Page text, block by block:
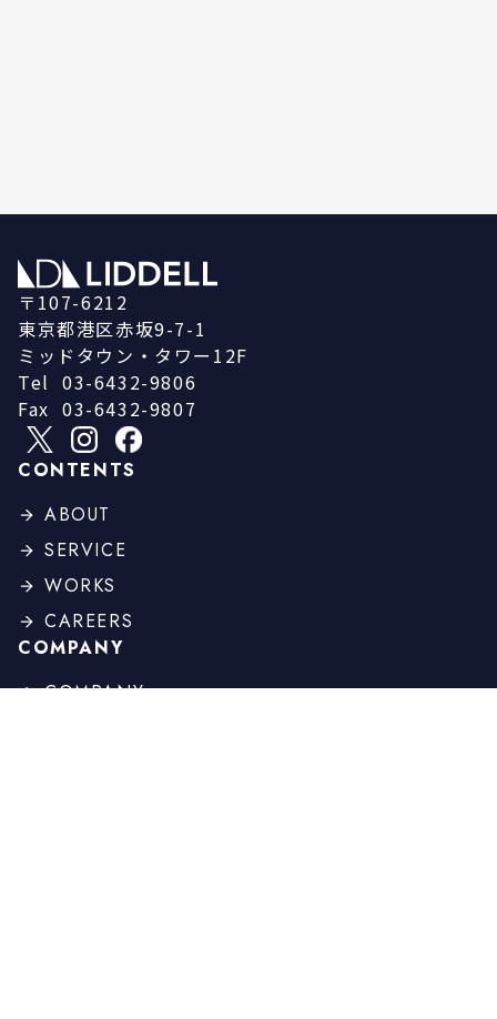
〒107-6212
東京都港区赤坂9-7-1
ミッドタウン・タワー12F
Tel 03-6432-9806
Fax 03-6432-9807
CONTENTS
ABOUT
SERVICE
WORKS
CAREERS
COMPANY
COMPANY